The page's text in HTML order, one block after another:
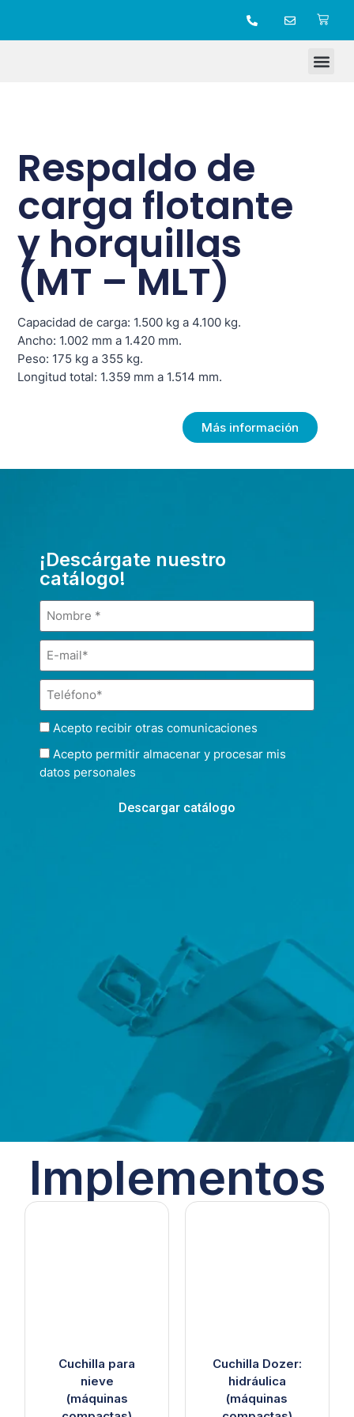
Respaldo de
carga flotante
y horquillas
(MT – MLT)
Capacidad de carga: 1.500 kg a 4.100 kg.
Ancho: 1.002 mm a 1.420 mm.
Peso: 175 kg a 355 kg.
Longitud total: 1.359 mm a 1.514 mm.
Más información
¡Descárgate nuestro
catálogo!
Acepto recibir otras comunicaciones
Acepto permitir almacenar y procesar mis
datos personales
Descargar catálogo
Implementos
Cuchilla para
nieve
(máquinas
Cuchilla Dozer:
hidráulica
(máquinas